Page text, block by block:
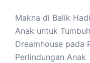
Makna di Balik
Anak untuk
Dreamhouse pada
Perlindungan Anak